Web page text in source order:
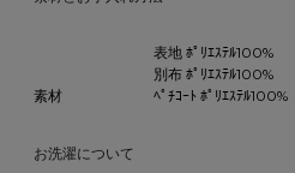
素材
表地 ﾎﾟﾘｴｽﾃﾙ100%
別布 ﾎﾟﾘｴｽﾃﾙ100%
ﾍﾟﾁｺｰﾄ ﾎﾟﾘｴｽﾃﾙ100%
お洗濯について